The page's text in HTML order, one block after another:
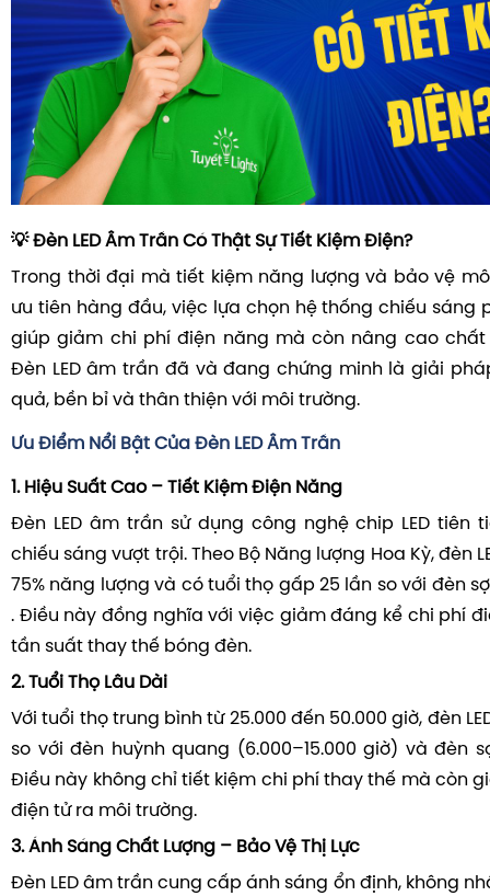
💡 Đèn LED Âm Trần Có Thật Sự Tiết Kiệm Điện?
Trong thời đại mà tiết kiệm năng lượng và bảo vệ
ưu tiên hàng đầu, việc lựa chọn hệ thống chiếu sáng
giúp giảm chi phí điện năng mà còn nâng cao chất
Đèn LED âm trần đã và đang chứng minh là giải
quả, bền bỉ và thân thiện với môi trường.
Ưu Điểm Nổi Bật Của Đèn LED Âm Trần
1. Hiệu Suất Cao – Tiết Kiệm Điện Năng
Đèn LED âm trần sử dụng công nghệ chip LED tiên
chiếu sáng vượt trội. Theo Bộ Năng lượng Hoa Kỳ, đèn
75% năng lượng và có tuổi thọ gấp 25 lần so với đèn
. Điều này đồng nghĩa với việc giảm đáng kể chi phí
tần suất thay thế bóng đèn.
2.Tuổi Thọ Lâu Dài
Với tuổi thọ trung bình từ 25.000 đến 50.000 giờ, đèn
so với đèn huỳnh quang (6.000–15.000 giờ) và đèn
Điều này không chỉ tiết kiệm chi phí thay thế mà còn
điện tử ra môi trường.
3.Ánh Sáng Chất Lượng – Bảo Vệ Thị Lực
Đèn LED âm trần cung cấp ánh sáng ổn định, không